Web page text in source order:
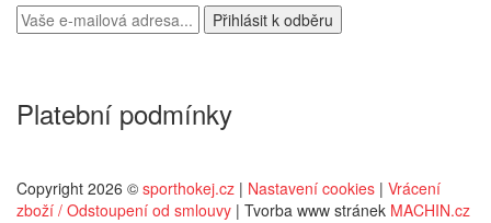
Platební podmínky
Copyright 2026 © sporthokej.cz | Nastavení cookies | Vrácení
zboží / Odstoupení od smlouvy | Tvorba www stránek MACHIN.cz